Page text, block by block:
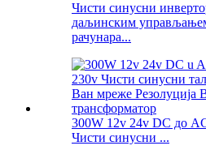
Чисти синусни
даљинским
рачунара...
300W 12v 24v DC до
Чисти синусни ...